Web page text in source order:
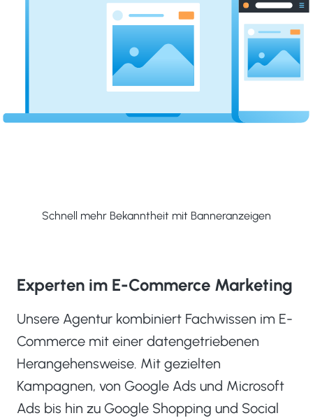
Experten im E-Commerce Marketing
Unsere Agentur kombiniert Fachwissen im E-
Commerce mit einer datengetriebenen
Herangehensweise. Mit gezielten
Kampagnen, von Google Ads und Microsoft
Ads bis hin zu Google Shopping und Social
Schnell mehr Bekanntheit mit Banneranzeigen